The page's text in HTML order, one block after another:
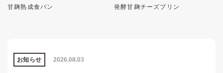
甘麹熟成食パン 発酵甘麹チーズプリン
2026.08.03
お知らせ